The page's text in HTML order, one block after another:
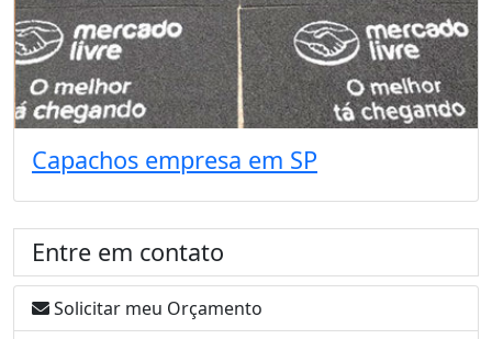
Capachos empresa em SP
Entre em contato
Solicitar meu Orçamento